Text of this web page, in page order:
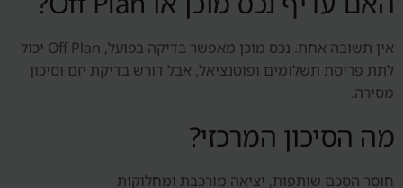
אין תשובה אחת. נכס מוכן מאפשר בדיקה בפועל, Off Plan יכול
לתת פריסת תשלומים ופוטנציאל, אבל דורש בדיקת יזם וסיכון
מסירה.
מה הסיכון המרכזי?
חוסר הסכם שותפות, יציאה מורכבת ומחלוקות